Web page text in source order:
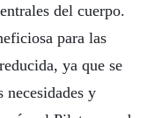
del cuerpo.
para las
ya que se
necesidades y